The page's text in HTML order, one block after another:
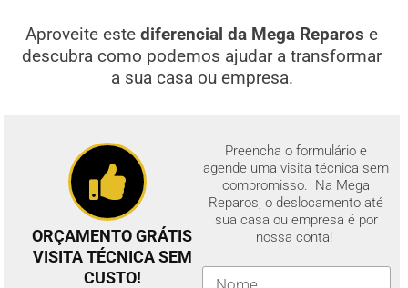
Aproveite estediferencial da Mega Reparos e
descubra como podemos ajudar a transformar
a sua casa ou empresa.
ORÇAMENTO GRÁTIS
VISITA TÉCNICA SEM
CUSTO!
Preencha o formulário e
agende uma visita técnica sem
compromisso. Na Mega
Reparos, o deslocamento até
sua casa ou empresa é por
nossa conta!